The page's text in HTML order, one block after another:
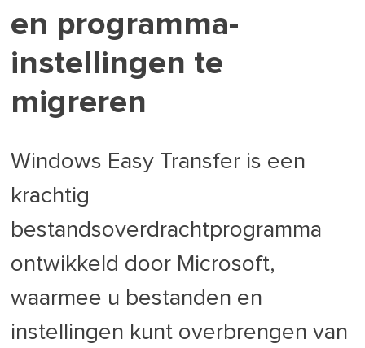
en programma-
instellingen te
migreren
Windows Easy Transfer is een
krachtig
bestandsoverdrachtprogramma
ontwikkeld door Microsoft,
waarmee u bestanden en
instellingen kunt overbrengen van